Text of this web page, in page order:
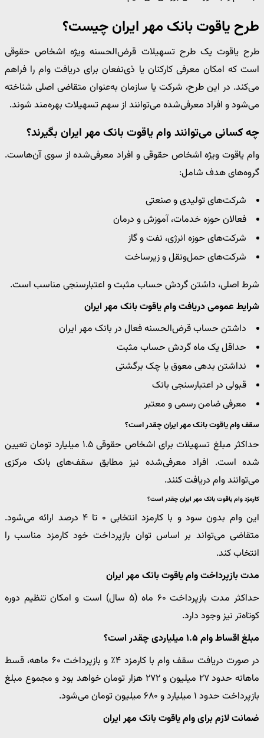
طرح یاقوت بانک مهر ایران چیست؟
طرح یاقوت یک طرح تسهیلات قرض‌الحسنه ویژه اشخاص حقوقی
است که امکان معرفی کارکنان یا ذی‌نفعان برای دریافت وام را فراهم
می‌کند. در این طرح، شرکت یا سازمان به‌عنوان متقاضی اصلی شناخته
می‌شود و افراد معرفی‌شده می‌توانند از سهم تسهیلات بهره‌مند شوند.
چه کسانی می‌توانند وام یاقوت بانک مهر ایران بگیرند؟
وام یاقوت ویژه اشخاص حقوقی و افراد معرفی‌شده از سوی آن‌هاست.
گروه‌های هدف شامل:
شرکت‌های تولیدی و صنعتی
فعالان حوزه خدمات، آموزش و درمان
شرکت‌های حوزه انرژی، نفت و گاز
شرکت‌های حمل‌ونقل و زیرساخت
شرط اصلی، داشتن گردش حساب مثبت و اعتبارسنجی مناسب است.
شرایط عمومی دریافت وام یاقوت بانک مهر ایران
داشتن حساب قرض‌الحسنه فعال در بانک مهر ایران
حداقل یک ماه گردش حساب مثبت
نداشتن بدهی معوق یا چک برگشتی
قبولی در اعتبارسنجی بانک
معرفی ضامن رسمی و معتبر
سقف وام یاقوت بانک مهر ایران چقدر است؟
حداکثر مبلغ تسهیلات برای اشخاص حقوقی ۱.۵ میلیارد تومان تعیین
شده است. افراد معرفی‌شده نیز مطابق سقف‌های بانک مرکزی
می‌توانند وام دریافت کنند.
کارمزد وام یاقوت بانک مهر ایران چقدر است؟
این وام بدون سود و با کارمزد انتخابی ۰ تا ۴ درصد ارائه می‌شود.
متقاضی می‌تواند بر اساس توان بازپرداخت خود کارمزد مناسب را
انتخاب کند.
مدت بازپرداخت وام یاقوت بانک مهر ایران
حداکثر مدت بازپرداخت ۶۰ ماه (۵ سال) است و امکان تنظیم دوره
کوتاه‌تر نیز وجود دارد.
مبلغ اقساط وام ۱.۵ میلیاردی چقدر است؟
در صورت دریافت سقف وام با کارمزد ۴٪ و بازپرداخت ۶۰ ماهه، قسط
ماهانه حدود ۲۷ میلیون و ۲۷۲ هزار تومان خواهد بود و مجموع مبلغ
بازپرداخت حدود ۱ میلیارد و ۶۸۰ میلیون تومان می‌شود.
ضمانت لازم برای وام یاقوت بانک مهر ایران